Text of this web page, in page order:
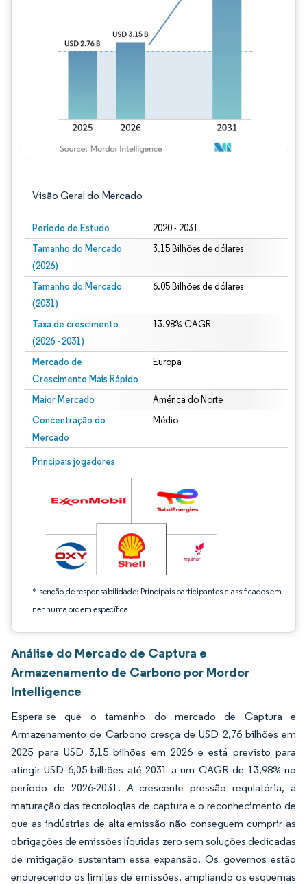
Visão Geral do Mercado
Período de Estudo 2020 - 2031
Tamanho do Mercado
(2026)
3.15 Bilhões de dólares
Tamanho do Mercado
(2031)
6.05 Bilhões de dólares
Taxa de crescimento
(2026 - 2031)
13.98% CAGR
Mercado de
Crescimento Mais Rápido
Europa
Maior Mercado América do Norte
Concentração do
Mercado
Médio
Principais jogadores
*Isenção de responsabilidade: Principais participantes classificados em
nenhuma ordem específica
Imagem © Mordor Intelligence. O reuso requer atribuição conforme CC BY 4.0.
Imagem © Mordor Intelligence. O reuso
Análise do Mercado de Captura e
Armazenamento de Carbono por Mordor
Intelligence
Espera-se que o tamanho do mercado de Captura e
Armazenamento de Carbono cresça de USD 2,76 bilhões em
2025 para USD 3,15 bilhões em 2026 e está previsto para
atingir USD 6,05 bilhões até 2031 a um CAGR de 13,98% no
período de 2026-2031. A crescente pressão regulatória, a
maturação das tecnologias de captura e o reconhecimento de
que as indústrias de alta emissão não conseguem cumprir as
obrigações de emissões líquidas zero sem soluções dedicadas
de mitigação sustentam essa expansão. Os governos estão
endurecendo os limites de emissões, ampliando os esquemas